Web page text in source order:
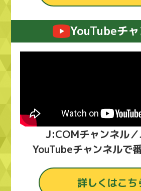
YouTubeチ
J:COMチャンネル
YouTubeチャンネルで
詳しくはこち